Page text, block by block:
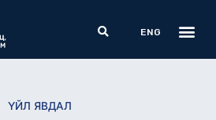
Search
ENG
ҮЙЛ ЯВДАЛ